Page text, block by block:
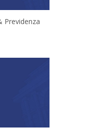
Previdenza